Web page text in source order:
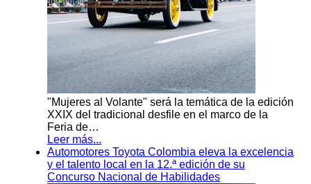
"Mujeres al Volante" será la temática de la edición
XXIX del tradicional desfile en el marco de la
Feria de…
Leer más...
Automotores Toyota Colombia eleva la excelencia
y el talento local en la 12.ª edición de su
Concurso Nacional de Habilidades